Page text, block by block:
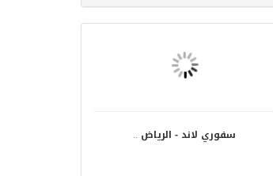
سفوري لاند - الرياض ..